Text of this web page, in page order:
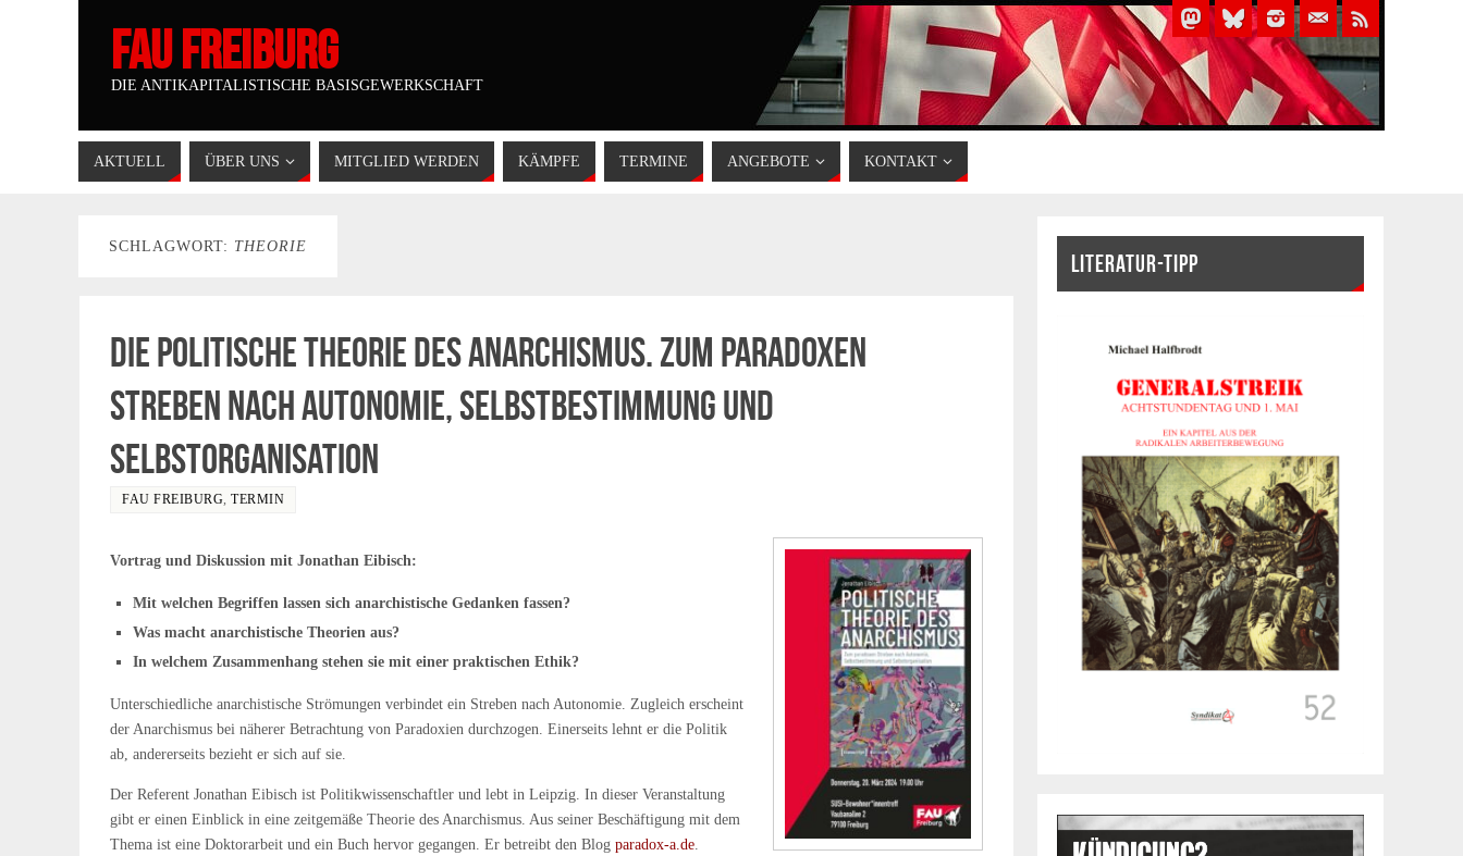
FAU FREIBURG
DIE ANTIKAPITALISTISCHE BASISGEWERKSCHAFT
AKTUELL ÜBER UNS MITGLIED WERDEN KÄMPFE TERMINE ANGEBOTE KONTAKT
SCHLAGWORT: THEORIE
Die politische Theorie des Anarchismus. Zum paradoxen
Streben nach Autonomie, Selbstbestimmung und
Selbstorganisation
FAU FREIBURG, TERMIN
Vortrag und Diskussion mit Jonathan Eibisch:
Mit welchen Begriffen lassen sich anarchistische Gedanken fassen?
Was macht anarchistische Theorien aus?
In welchem Zusammenhang stehen sie mit einer praktischen Ethik?
Unterschiedliche anarchistische Strömungen verbindet ein Streben nach Autonomie. Zugleich erscheint
der Anarchismus bei näherer Betrachtung von Paradoxien durchzogen. Einerseits lehnt er die Politik
ab, andererseits bezieht er sich auf sie.
Der Referent Jonathan Eibisch ist Politikwissenschaftler und lebt in Leipzig. In dieser Veranstaltung
gibt er einen Einblick in eine zeitgemäße Theorie des Anarchismus. Aus seiner Beschäftigung mit dem
Thema ist eine Doktorarbeit und ein Buch hervor gegangen. Er betreibt den Blog paradox-a.de
LITERATUR-TIPP